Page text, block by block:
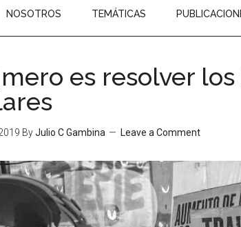
NOSOTROS TEMÁTICAS
es resolver
ByJulio C Gambina Leave a Comment